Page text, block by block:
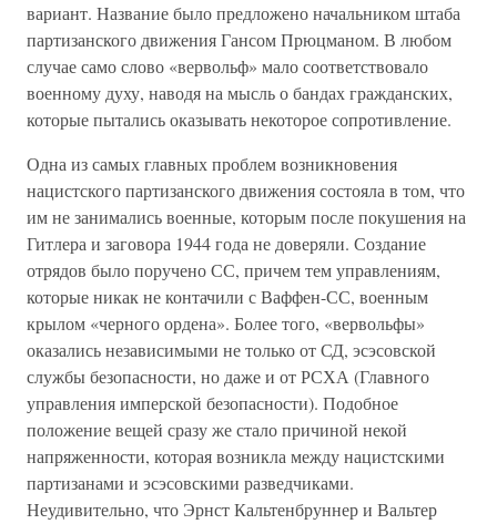
вариант. Название было предложено начальником штаба
партизанского движения Гансом Прюцманом. В любом
случае само слово «вервольф» мало соответствовало
военному духу, наводя на мысль о бандах гражданских,
которые пытались оказывать некоторое сопротивление.
Одна из самых главных проблем возникновения
нацистского партизанского движения состояла в том, что
им не занимались военные, которым после покушения на
Гитлера и заговора 1944 года не доверяли. Создание
отрядов было поручено СС, причем тем управлениям,
которые никак не контачили с Ваффен-СС, военным
крылом «черного ордена». Более того, «вервольфы»
оказались независимыми не только от СД, эсэсовской
службы безопасности, но даже и от РСХА (Главного
управления имперской безопасности). Подобное
положение вещей сразу же стало причиной некой
напряженности, которая возникла между нацистскими
партизанами и эсэсовскими разведчиками.
Неудивительно, что Эрнст Кальтенбруннер и Вальтер